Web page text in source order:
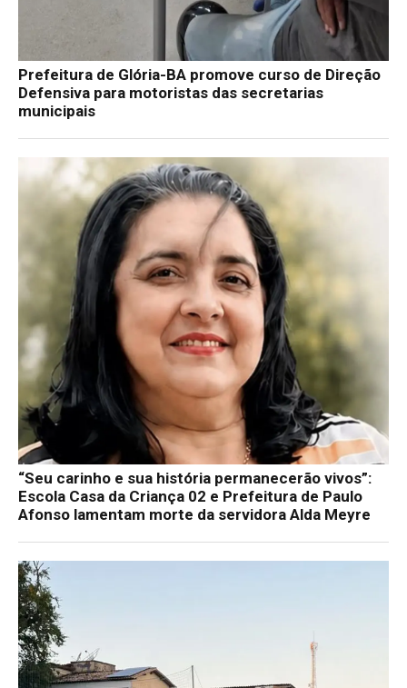
Prefeitura de Glória-BA promove curso de Direção
Defensiva para motoristas das secretarias
municipais
“Seu carinho e sua história permanecerão vivos”:
Escola Casa da Criança 02 e Prefeitura de Paulo
Afonso lamentam morte da servidora Alda Meyre